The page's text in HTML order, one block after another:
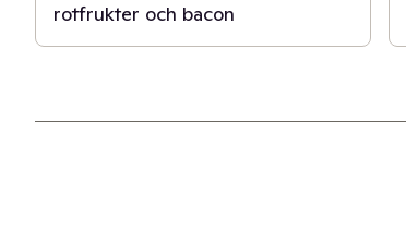
rotfrukter och bacon